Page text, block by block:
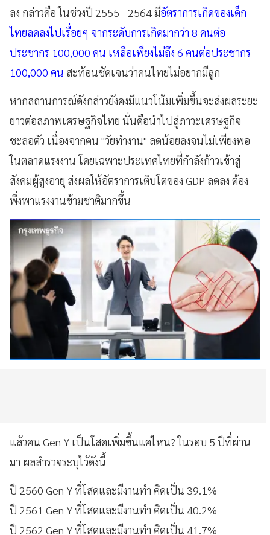
ลง กล่าวคือ ในช่วงปี 2555 - 2564 มีอัตราการเกิดของเด็ก
ไทยลดลงไปเรื่อยๆ จากระดับการเกิดมากว่า 8 คนต่อ
ประชากร 100,000 คน เหลือเพียงไม่ถึง 6 คนต่อประชากร
100,000 คน สะท้อนชัดเจนว่าคนไทยไม่อยากมีลูก
หากสถานการณ์ดังกล่าวยังคงมีแนวโน้มเพิ่มขึ้นจะส่งผลระยะ
ยาวต่อสภาพเศรษฐกิจไทย นั่นคือนำไปสู่ภาวะเศรษฐกิจ
ชะลอตัว เนื่องจากคน "วัยทำงาน" ลดน้อยลงจนไม่เพียงพอ
ในตลาดแรงงาน โดยเฉพาะประเทศไทยที่กำลังก้าวเข้าสู่
สังคมผู้สูงอายุ ส่งผลให้อัตราการเติบโตของ GDP ลดลง ต้อง
พึ่งพาแรงงานข้ามชาติมากขึ้น
แล้วคน Gen Y เป็นโสดเพิ่มขึ้นแค่ไหน? ในรอบ 5 ปีที่ผ่าน
มา ผลสำรวจระบุไว้ดังนี้
ปี 2560 Gen Y ที่โสดและมีงานทำ คิดเป็น 39.1%
ปี 2561 Gen Y ที่โสดและมีงานทำ คิดเป็น 40.2%
ปี 2562 Gen Y ที่โสดและมีงานทำ คิดเป็น 41.7%